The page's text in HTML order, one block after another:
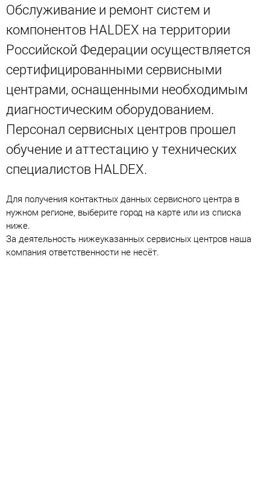
Обслуживание и ремонт систем и
компонентов HALDEX на территории
Российской Федерации осуществляется
сертифицированными сервисными
центрами, оснащенными необходимым
диагностическим оборудованием.
Персонал сервисных центров прошел
обучение и аттестацию у технических
специалистов HALDEX.
Для получения контактных данных сервисного центра в
нужном регионе, выберите город на карте или из списка
ниже.
За деятельность нижеуказанных сервисных центров наша
компания ответственности не несёт.